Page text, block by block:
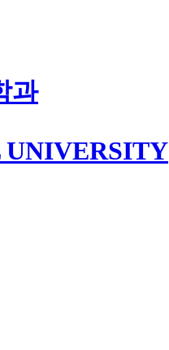
과